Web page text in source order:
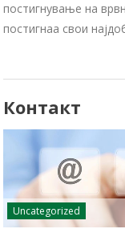
постигнување на
постигнаа свои
Контакт
Uncategorized